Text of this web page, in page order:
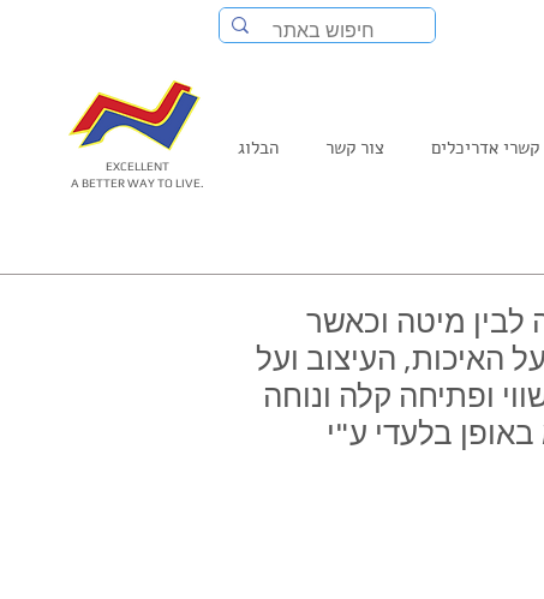
EXCELLENT
A BETTER WAY TO LIVE.
הבלוג צור קשר קשרי אדריכלים
לבין מיטה וכאשר
האיכות, העיצוב ועל
ופתיחה קלה ונוחה
בלעדי ע"י